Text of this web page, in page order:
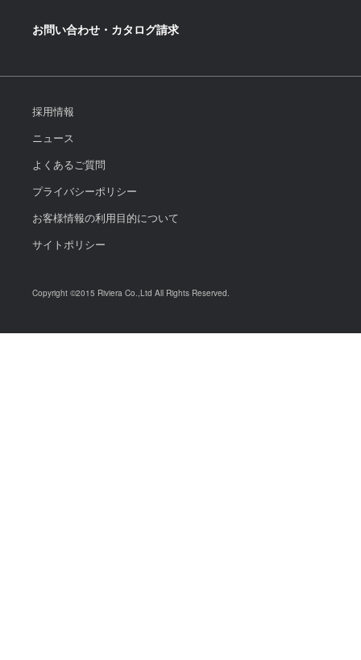
お問い合わせ・カタログ請求
採用情報
ニュース
よくあるご質問
プライバシーポリシー
お客様情報の利用目的について
サイトポリシー
Copyright ©2015 Riviera Co.,Ltd All Rights Reserved.